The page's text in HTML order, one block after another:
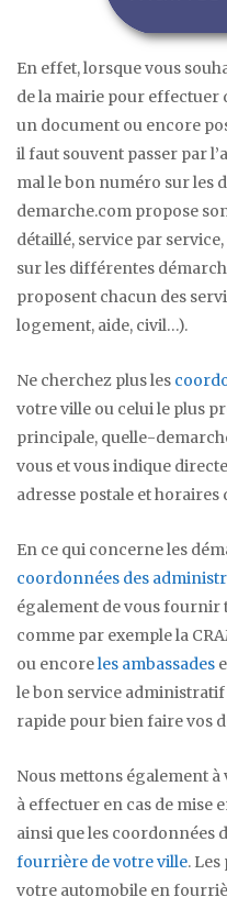
En effet, lorsque vous
de la mairie pour effectuer
un document ou encore
il faut souvent passer par
mal le bon numéro sur les
demarche.com propose
détaillé, service par
sur les différentes
proposent chacun des
logement, aide, civil…).
Ne cherchez plus les
votre ville ou celui le plus
principale, quelle-
vous et vous indique
adresse postale et horaires
En ce qui concerne les
coordonnées des
également de vous fournir
comme par exemple la
ou encoreles ambassades
le bon service
rapide pour bien faire vos
Nous mettons également
à effectuer en cas de mise
ainsi que les coordonnées
fourrière de votre ville.
votre automobile en